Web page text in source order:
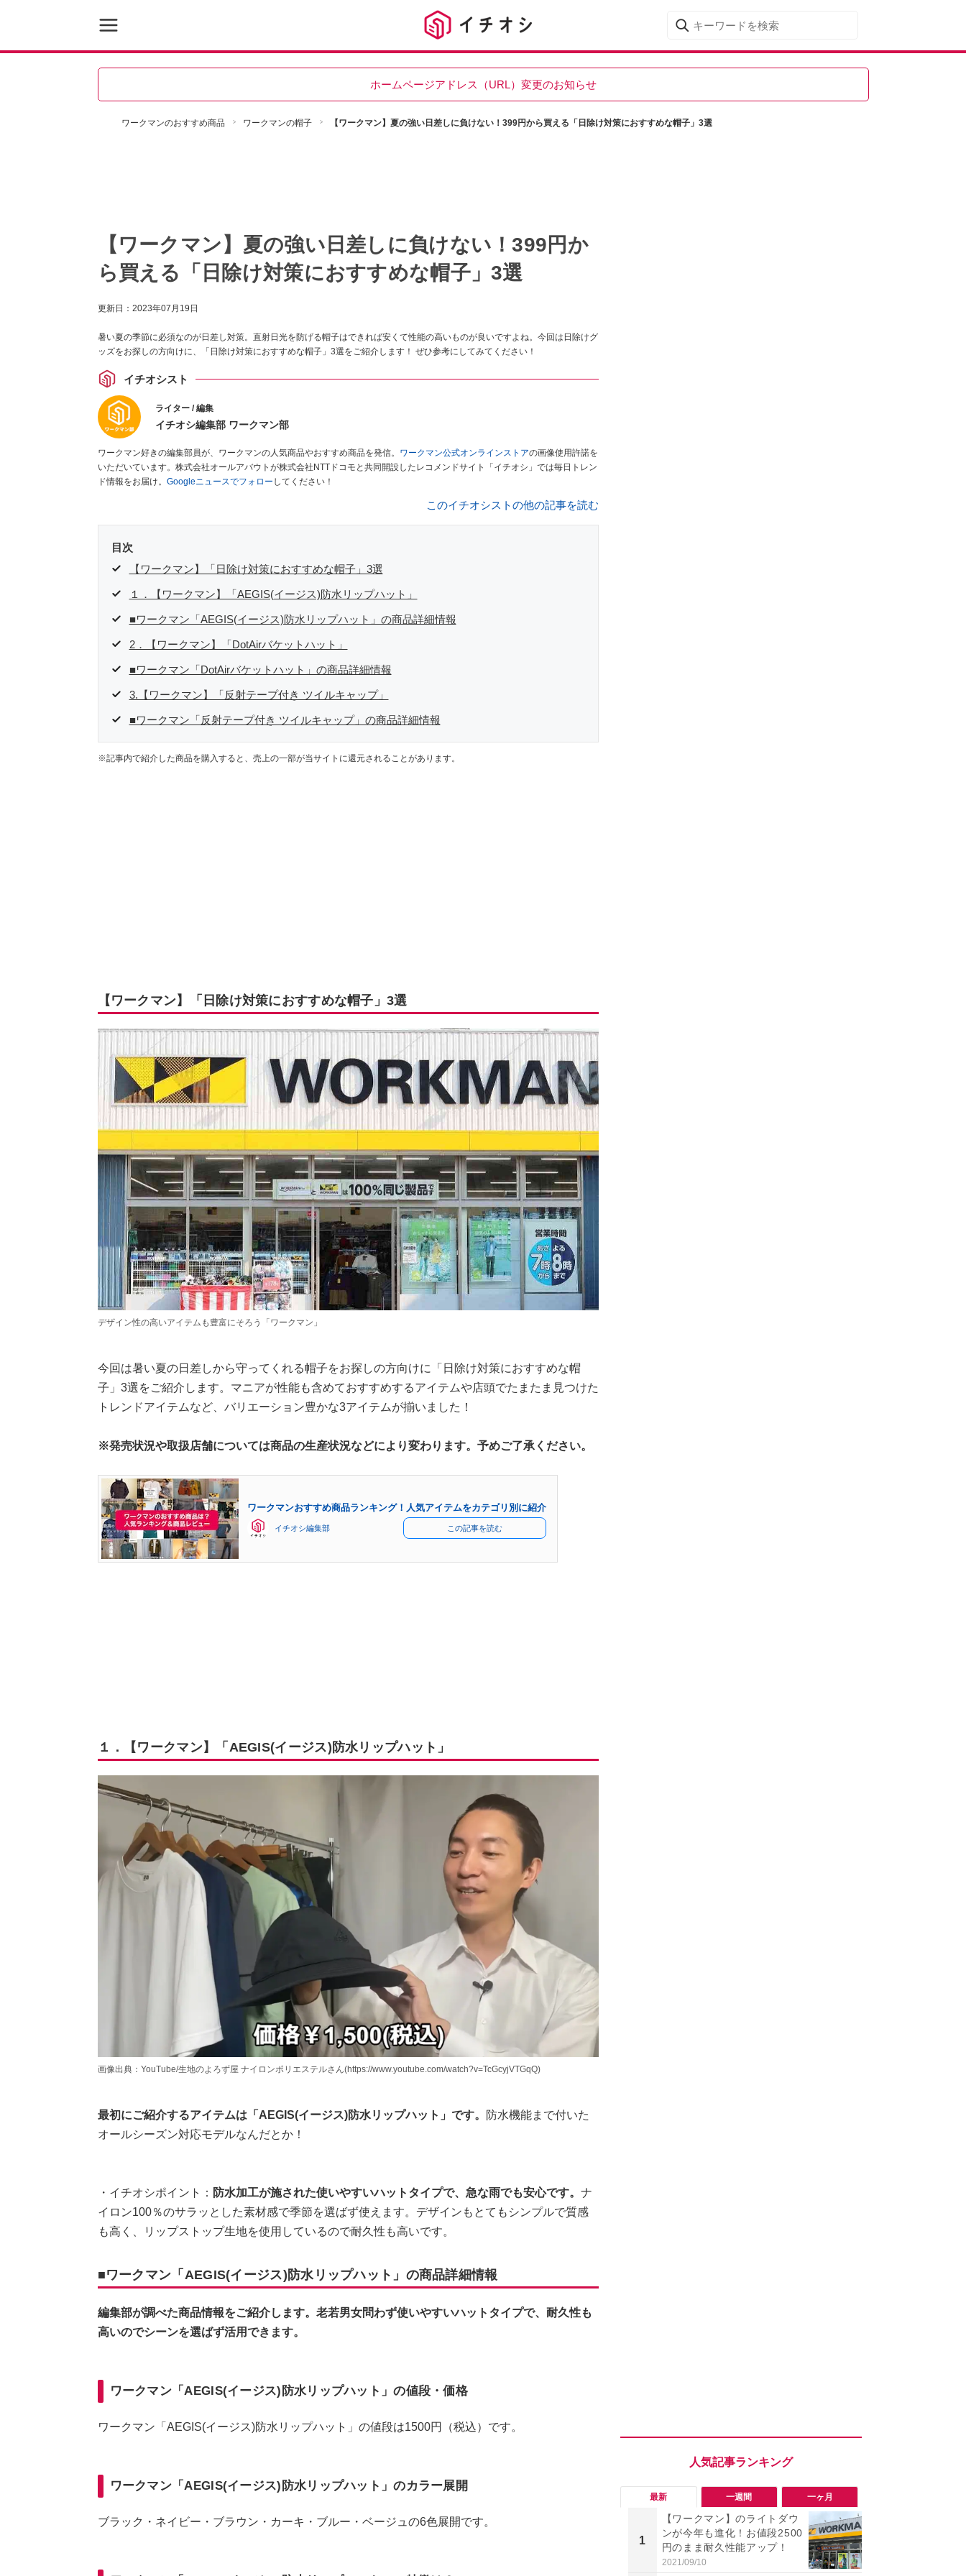
ホームページアドレス（URL）変更のお知らせ
ワークマンのおすすめ商品 ワークマンの帽子 【ワークマン】夏の強い日差しに負けない！399円から買える「日除け対策におすすめな帽子」3選
【ワークマン】夏の強い日差しに負けない！399円か
ら買える「日除け対策におすすめな帽子」3選
更新日： 2023年07月19日
暑い夏の季節に必須なのが日差し対策。直射日光を防げる帽子はできれば安くて性能の高いものが良いですよね。今回は日除けグ
ッズをお探しの方向けに、「日除け対策におすすめな帽子」3選をご紹介します！ ぜひ参考にしてみてください！
イチオシスト
ライター / 編集
イチオシ編集部 ワークマン部
ワークマン好きの編集部員が、ワークマンの人気商品やおすすめ商品を発信。 ワークマン公式オンラインストアの画像使用許諾を
いただいています。株式会社オールアバウトが株式会社NTTドコモと共同開設したレコメンドサイト「イチオシ」では毎日トレン
ド情報をお届け。 Googleニュースでフォロー してください！
このイチオシストの他の記事を読む
目次
【ワークマン】「日除け対策におすすめな帽子」3選
１．【ワークマン】「AEGIS(イージス)防水リップハット」
■ワークマン「AEGIS(イージス)防水リップハット」の商品詳細情報
2．【ワークマン】「DotAirバケットハット」
■ワークマン「DotAirバケットハット」の商品詳細情報
3.【ワークマン】「反射テープ付き ツイルキャップ」
■ワークマン「反射テープ付き ツイルキャップ」の商品詳細情報
※記事内で紹介した商品を購入すると、売上の一部が当サイトに還元されることがあります。
【ワークマン】「日除け対策におすすめな帽子」3選
デザイン性の高いアイテムも豊富にそろう「ワークマン」
今回は暑い夏の日差しから守ってくれる帽子をお探しの方向けに「日除け対策におすすめな帽
子」3選をご紹介します。マニアが性能も含めておすすめするアイテムや店頭でたまたま見つけた
トレンドアイテムなど、バリエーション豊かな3アイテムが揃いました！
※発売状況や取扱店舗については商品の生産状況などにより変わります。予めご了承ください。
ワークマンおすすめ商品ランキング！人気アイテムをカテゴリ別に紹介
イチオシ編集部 この記事を読む
１．【ワークマン】「AEGIS(イージス)防水リップハット」
画像出典：YouTube/生地のよろず屋 ナイロンポリエステルさん(https://www.youtube.com/watch?v=TcGcyjVTGqQ)
最初にご紹介するアイテムは「AEGIS(イージス)防水リップハット」です。
防水機能まで付いた
オールシーズン対応モデルなんだとか！
・イチオシポイント： 防水加工が施された使いやすいハットタイプで、急な雨でも安心です。 ナ
イロン100％のサラッとした素材感で季節を選ばず使えます。デザインもとてもシンプルで質感
も高く、リップストップ生地を使用しているので耐久性も高いです。
■ワークマン「AEGIS(イージス)防水リップハット」の商品詳細情報
編集部が調べた商品情報をご紹介します。 老若男女問わず使いやすいハットタイプで、耐久性も
高いのでシーンを選ばず活用できます。
ワークマン「AEGIS(イージス)防水リップハット」の値段・価格
ワークマン「AEGIS(イージス)防水リップハット」の値段は1500円（税込）です。
ワークマン「AEGIS(イージス)防水リップハット」のカラー展開
ブラック・ネイビー・ブラウン・カーキ・ブルー・ベージュの6色展開です。
最新 一週間 一ヶ月
1
【ワークマン】のライトダウ
ンが今年も進化！お値段2500
円のまま耐久性能アップ！
2021/09/10